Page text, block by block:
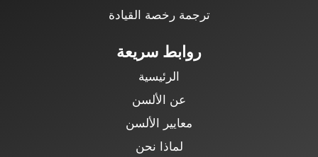
ترجمة رخصة القيادة
روابط سريعة
الرئيسية
عن الألسن
معايير الألسن
لماذا نحن